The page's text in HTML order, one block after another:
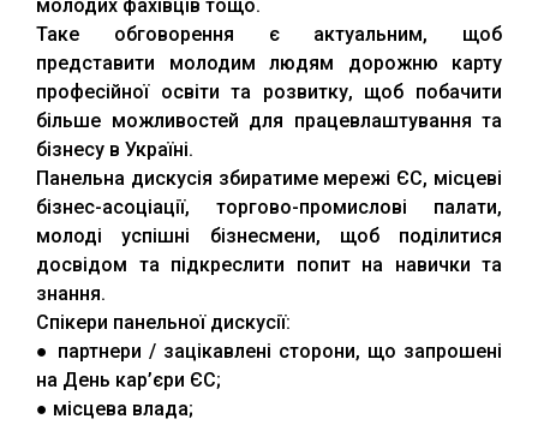
молодих фахівців тощо.
Таке обговорення є актуальним, щоб
представити молодим людям дорожню карту
професійної освіти та розвитку, щоб побачити
більше можливостей для працевлаштування та
бізнесу в Україні.
Панельна дискусія збиратиме мережі ЄС, місцеві
бізнес-асоціації, торгово-промислові палати,
молоді успішні бізнесмени, щоб поділитися
досвідом та підкреслити попит на навички та
знання.
Спікери панельної дискусії:
● партнери / зацікавлені сторони, що запрошені
на День кар’єри ЄС;
● місцева влада;